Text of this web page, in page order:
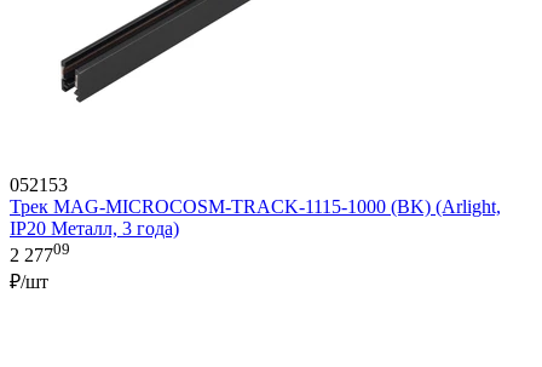
052153
Трек MAG-MICROCOSM-TRACK-1115-1000 (BK) (Arlight,
IP20 Металл, 3 года)
2 27709
₽/шт